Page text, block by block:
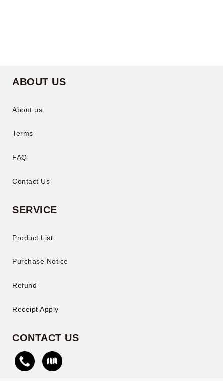
ABOUT US
About us
Terms
FAQ
Contact Us
SERVICE
Product List
Purchase Notice
Refund
Receipt Apply
CONTACT US